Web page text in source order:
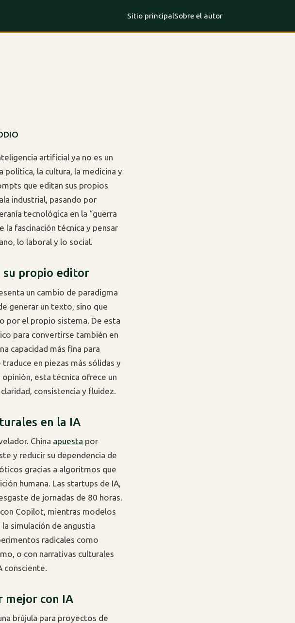
Sitio principalSobre el autor
artificial ya no es un
política, la cultura, la medicina y
que editan sus propios
industrial, pasando por
tecnológica en la “guerra
la fascinación técnica y pensar
lo laboral y lo social.
su propio editor
un cambio de paradigma
generar un texto, sino que
por el propio sistema. De esta
para convertirse también en
capacidad más fina para
en piezas más sólidas y
esta técnica ofrece un
consistencia y fluidez.
en la IA
China apuesta por
y reducir su dependencia de
gracias a algoritmos que
humana. Las startups de IA,
de jornadas de 80 horas.
Copilot, mientras modelos
simulación de angustia
radicales como
o con narrativas culturales
consciente.
mejor con IA
brújula para proyectos de